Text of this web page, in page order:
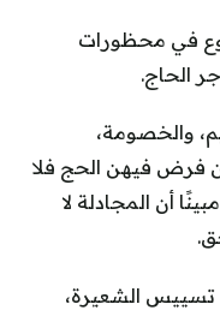
في محظورات
الحاج.
والخصومة،
فرض فيهن الحج فلا
أن المجادلة لا
تسييس الشعيرة،